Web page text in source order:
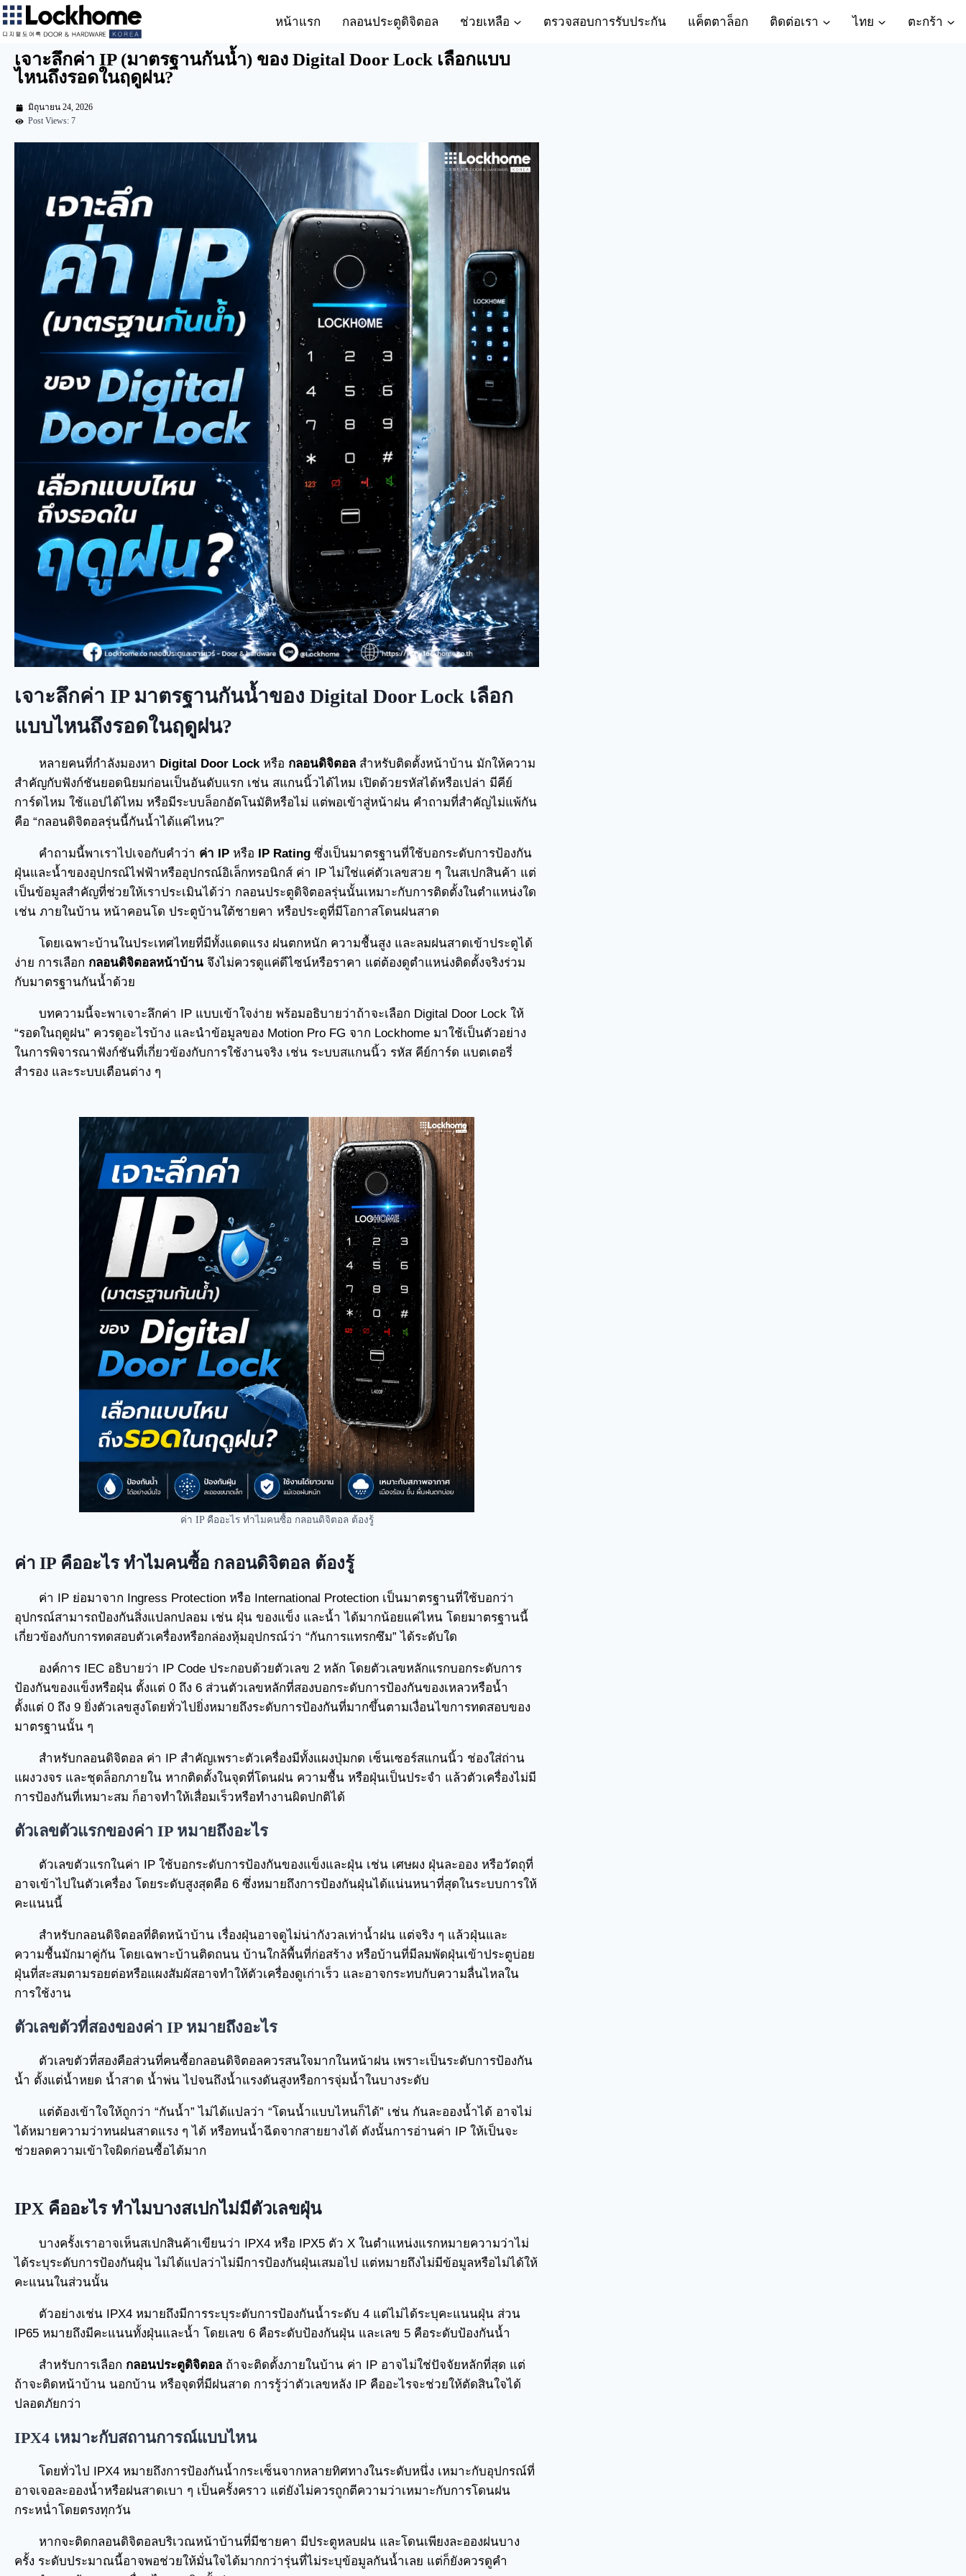
หน้าแรก กลอนประตูดิจิตอล ช่วยเหลือ ตรวจสอบการรับประกัน แค็ตตาล็อก ติดต่อเรา ไทย ตะกร้า
เจาะลึกค่า IP (มาตรฐานกันน้ำ) ของ Digital Door Lock เลือกแบบ
ไหนถึงรอดในฤดูฝน?
มิถุนายน 24, 2026
Post Views: 7
เจาะลึกค่า IP มาตรฐานกันน้ำของ Digital Door Lock เลือก
แบบไหนถึงรอดในฤดูฝน?
หลายคนที่กำลังมองหา Digital Door Lockหรือ กลอนดิจิตอล สำหรับติดตั้งหน้าบ้าน มักให้ความ
สำคัญกับฟังก์ชันยอดนิยมก่อนเป็นอันดับแรก เช่น สแกนนิ้วได้ไหม เปิดด้วยรหัสได้หรือเปล่า มีคีย์
การ์ดไหม ใช้แอปได้ไหม หรือมีระบบล็อกอัตโนมัติหรือไม่ แต่พอเข้าสู่หน้าฝน คำถามที่สำคัญไม่แพ้กัน
คือ “กลอนดิจิตอลรุ่นนี้กันน้ำได้แค่ไหน?”
คำถามนี้พาเราไปเจอกับคำว่า ค่า IP หรือ IP Rating ซึ่งเป็นมาตรฐานที่ใช้บอกระดับการป้องกัน
ฝุ่นและน้ำของอุปกรณ์ไฟฟ้าหรืออุปกรณ์อิเล็กทรอนิกส์ ค่า IP ไม่ใช่แค่ตัวเลขสวย ๆ ในสเปกสินค้า แต่
เป็นข้อมูลสำคัญที่ช่วยให้เราประเมินได้ว่า กลอนประตูดิจิตอลรุ่นนั้นเหมาะกับการติดตั้งในตำแหน่งใด
เช่น ภายในบ้าน หน้าคอนโด ประตูบ้านใต้ชายคา หรือประตูที่มีโอกาสโดนฝนสาด
โดยเฉพาะบ้านในประเทศไทยที่มีทั้งแดดแรง ฝนตกหนัก ความชื้นสูง และลมฝนสาดเข้าประตูได้
ง่าย การเลือก กลอนดิจิตอลหน้าบ้าน จึงไม่ควรดูแค่ดีไซน์หรือราคา แต่ต้องดูตำแหน่งติดตั้งจริงร่วม
กับมาตรฐานกันน้ำด้วย
บทความนี้จะพาเจาะลึกค่า IP แบบเข้าใจง่าย พร้อมอธิบายว่าถ้าจะเลือก Digital Door Lock ให้
“รอดในฤดูฝน” ควรดูอะไรบ้าง และนำข้อมูลของ Motion Pro FG จาก Lockhome มาใช้เป็นตัวอย่าง
ในการพิจารณาฟังก์ชันที่เกี่ยวข้องกับการใช้งานจริง เช่น ระบบสแกนนิ้ว รหัส คีย์การ์ด แบตเตอรี่
สำรอง และระบบเตือนต่าง ๆ
ค่า IP คืออะไร ทำไมคนซื้อ กลอนดิจิตอล ต้องรู้
ค่า IP คืออะไร ทำไมคนซื้อ กลอนดิจิตอล ต้องรู้
ค่า IP ย่อมาจาก Ingress Protection หรือ International Protection เป็นมาตรฐานที่ใช้บอกว่า
อุปกรณ์สามารถป้องกันสิ่งแปลกปลอม เช่น ฝุ่น ของแข็ง และน้ำ ได้มากน้อยแค่ไหน โดยมาตรฐานนี้
เกี่ยวข้องกับการทดสอบตัวเครื่องหรือกล่องหุ้มอุปกรณ์ว่า “กันการแทรกซึม” ได้ระดับใด
องค์การ IEC อธิบายว่า IP Code ประกอบด้วยตัวเลข 2 หลัก โดยตัวเลขหลักแรกบอกระดับการ
ป้องกันของแข็งหรือฝุ่น ตั้งแต่ 0 ถึง 6 ส่วนตัวเลขหลักที่สองบอกระดับการป้องกันของเหลวหรือน้ำ
ตั้งแต่ 0 ถึง 9 ยิ่งตัวเลขสูงโดยทั่วไปยิ่งหมายถึงระดับการป้องกันที่มากขึ้นตามเงื่อนไขการทดสอบของ
มาตรฐานนั้น ๆ
สำหรับกลอนดิจิตอล ค่า IP สำคัญเพราะตัวเครื่องมีทั้งแผงปุ่มกด เซ็นเซอร์สแกนนิ้ว ช่องใส่ถ่าน
แผงวงจร และชุดล็อกภายใน หากติดตั้งในจุดที่โดนฝน ความชื้น หรือฝุ่นเป็นประจำ แล้วตัวเครื่องไม่มี
การป้องกันที่เหมาะสม ก็อาจทำให้เสื่อมเร็วหรือทำงานผิดปกติได้
ตัวเลขตัวแรกของค่า IP หมายถึงอะไร
ตัวเลขตัวแรกในค่า IP ใช้บอกระดับการป้องกันของแข็งและฝุ่น เช่น เศษผง ฝุ่นละออง หรือวัตถุที่
อาจเข้าไปในตัวเครื่อง โดยระดับสูงสุดคือ 6 ซึ่งหมายถึงการป้องกันฝุ่นได้แน่นหนาที่สุดในระบบการให้
คะแนนนี้
สำหรับกลอนดิจิตอลที่ติดหน้าบ้าน เรื่องฝุ่นอาจดูไม่น่ากังวลเท่าน้ำฝน แต่จริง ๆ แล้วฝุ่นและ
ความชื้นมักมาคู่กัน โดยเฉพาะบ้านติดถนน บ้านใกล้พื้นที่ก่อสร้าง หรือบ้านที่มีลมพัดฝุ่นเข้าประตูบ่อย
ฝุ่นที่สะสมตามรอยต่อหรือแผงสัมผัสอาจทำให้ตัวเครื่องดูเก่าเร็ว และอาจกระทบกับความลื่นไหลใน
การใช้งาน
ตัวเลขตัวที่สองของค่า IP หมายถึงอะไร
ตัวเลขตัวที่สองคือส่วนที่คนซื้อกลอนดิจิตอลควรสนใจมากในหน้าฝน เพราะเป็นระดับการป้องกัน
น้ำ ตั้งแต่น้ำหยด น้ำสาด น้ำพ่น ไปจนถึงน้ำแรงดันสูงหรือการจุ่มน้ำในบางระดับ
แต่ต้องเข้าใจให้ถูกว่า “กันน้ำ” ไม่ได้แปลว่า “โดนน้ำแบบไหนก็ได้” เช่น กันละอองน้ำได้ อาจไม่
ได้หมายความว่าทนฝนสาดแรง ๆ ได้ หรือทนน้ำฉีดจากสายยางได้ ดังนั้นการอ่านค่า IP ให้เป็นจะ
ช่วยลดความเข้าใจผิดก่อนซื้อได้มาก
IPX คืออะไร ทำไมบางสเปกไม่มีตัวเลขฝุ่น
บางครั้งเราอาจเห็นสเปกสินค้าเขียนว่า IPX4 หรือ IPX5 ตัว X ในตำแหน่งแรกหมายความว่าไม่
ได้ระบุระดับการป้องกันฝุ่น ไม่ได้แปลว่าไม่มีการป้องกันฝุ่นเสมอไป แต่หมายถึงไม่มีข้อมูลหรือไม่ได้ให้
คะแนนในส่วนนั้น
ตัวอย่างเช่น IPX4 หมายถึงมีการระบุระดับการป้องกันน้ำระดับ 4 แต่ไม่ได้ระบุคะแนนฝุ่น ส่วน
IP65 หมายถึงมีคะแนนทั้งฝุ่นและน้ำ โดยเลข 6 คือระดับป้องกันฝุ่น และเลข 5 คือระดับป้องกันน้ำ
สำหรับการเลือก กลอนประตูดิจิตอล ถ้าจะติดตั้งภายในบ้าน ค่า IP อาจไม่ใช่ปัจจัยหลักที่สุด แต่
ถ้าจะติดหน้าบ้าน นอกบ้าน หรือจุดที่มีฝนสาด การรู้ว่าตัวเลขหลัง IP คืออะไรจะช่วยให้ตัดสินใจได้
ปลอดภัยกว่า
IPX4 เหมาะกับสถานการณ์แบบไหน
โดยทั่วไป IPX4 หมายถึงการป้องกันน้ำกระเซ็นจากหลายทิศทางในระดับหนึ่ง เหมาะกับอุปกรณ์ที่
อาจเจอละอองน้ำหรือฝนสาดเบา ๆ เป็นครั้งคราว แต่ยังไม่ควรถูกตีความว่าเหมาะกับการโดนฝน
กระหน่ำโดยตรงทุกวัน
หากจะติดกลอนดิจิตอลบริเวณหน้าบ้านที่มีชายคา มีประตูหลบฝน และโดนเพียงละอองฝนบาง
ครั้ง ระดับประมาณนี้อาจพอช่วยให้มั่นใจได้มากกว่ารุ่นที่ไม่ระบุข้อมูลกันน้ำเลย แต่ก็ยังควรดูคำ